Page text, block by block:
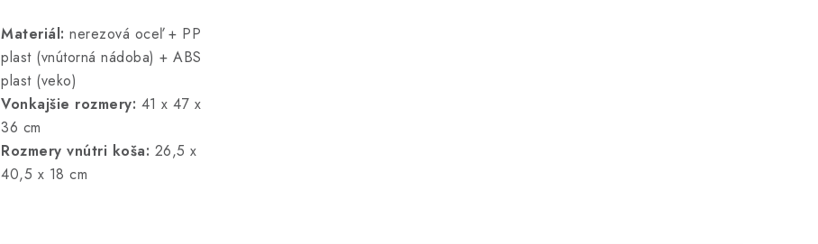
Materiál: nerezová oceľ + PP
plast (vnútorná nádoba) + ABS
plast (veko)
Vonkajšie rozmery: 41 x 47 x
36 cm
Rozmery vnútri koša: 26,5 x
40,5 x 18 cm